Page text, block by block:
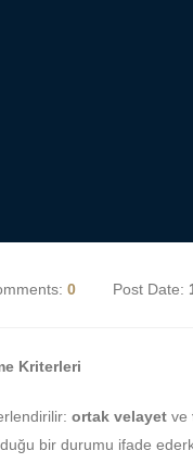
0 Post Date:
Kriterleri
ortak velayet ve
bir durumu ifade